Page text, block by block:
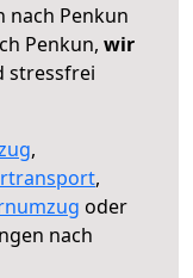
nach Penkun
Penkun, wir
stressfrei
,
,
oder
nach